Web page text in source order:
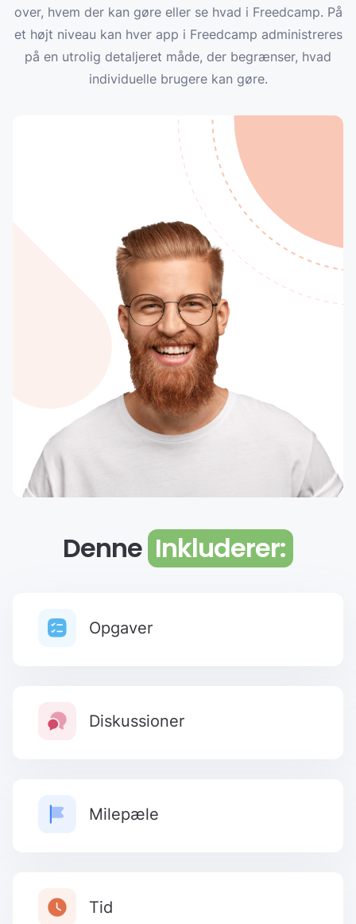
over, hvem der kan gøre eller se hvad i Freedcamp. På
et højt niveau kan hver app i Freedcamp administreres
på en utrolig detaljeret måde, der begrænser, hvad
individuelle brugere kan gøre.
Denne Inkluderer:
Opgaver
Diskussioner
Milepæle
Tid